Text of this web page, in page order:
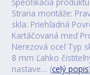
Strana montáže:
skla: Priehľadná
Kartáčovaná meď
Nerezová oceľ Typ
8 mm Ľahko
nastave… (celý popis)